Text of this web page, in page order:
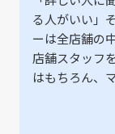
る人がいい」
ーは全店舗の
店舗スタッフ
はもちろん、